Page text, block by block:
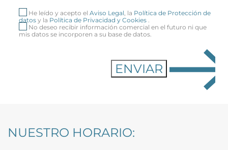
He leído y acepto el Aviso Legal , la Política de Protección de
datos y la Política de Privacidad y Cookies
No deseo recibir información comercial en el futuro ni que
mis datos se incorporen a su base de datos.
NUESTRO HORARIO: